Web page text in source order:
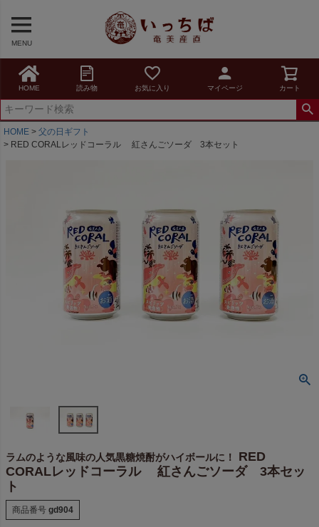
MENU
HOME 読み物 お気に入り マイページ カート
HOME
父の日ギフト
RED CORALレッドコーラル 紅さんごソーダ 3本セット
ラムのような風味の人気黒糖焼酎がハイボールに！
RED
CORALレッドコーラル 紅さんごソーダ 3本セッ
ト
商品番号 gd904